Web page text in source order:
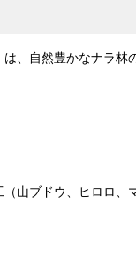
、自然豊かなナラ
山ブドウ、ヒロロ